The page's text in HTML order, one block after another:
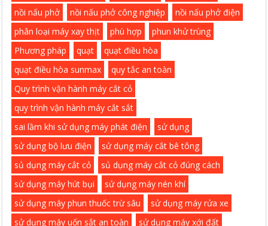
nồi nấu phở
nồi nấu phở công nghiệp
nồi nấu phở điện
phân loại máy xay thịt
phù hợp
phun khử trùng
Phương pháp
quạt
quạt điều hòa
quạt điều hòa sunmax
quy tắc an toàn
Quy trình vận hành máy cắt cỏ
quy trình vận hành máy cắt sắt
sai lầm khi sử dụng máy phát điện
sử dụng
sử dụng bộ lưu điện
sử dụng máy cắt bê tông
sủ dụng máy cắt cỏ
sủ dụng máy cắt cỏ đúng cách
sử dụng máy hút bụi
sử dụng máy nén khí
sử dụng máy phun thuốc trừ sâu
sử dụng máy rửa xe
sử dụng máy uốn sắt an toàn
sử dụng máy xới đất